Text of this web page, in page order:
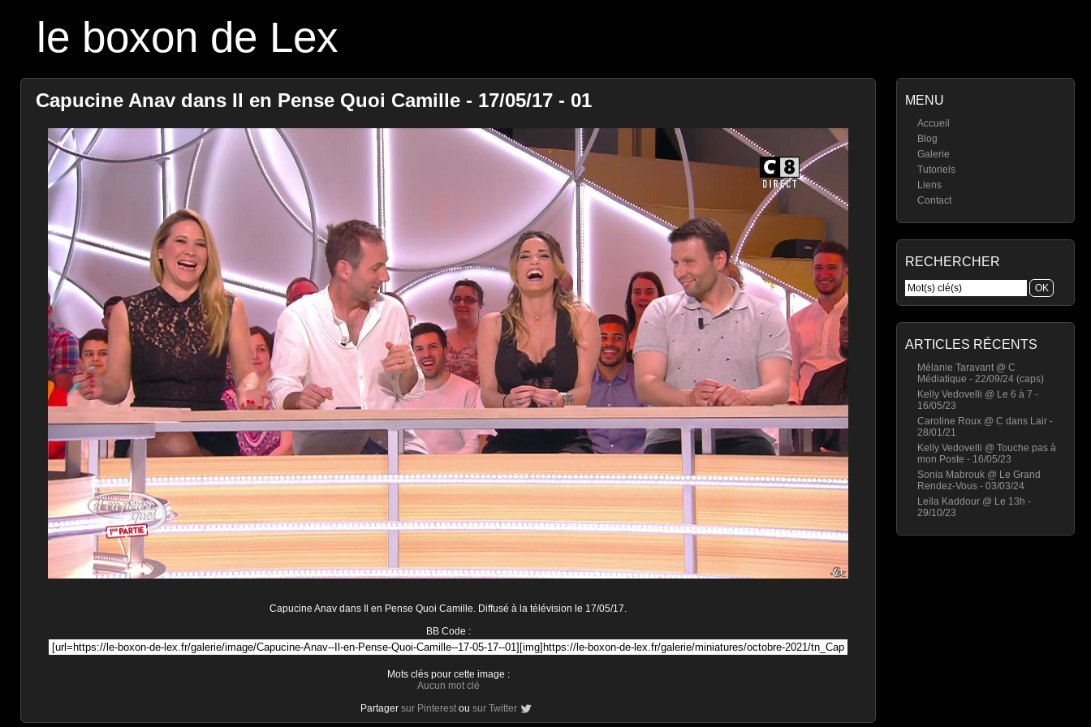
le boxon de Lex
MENU
Accueil
Blog
Galerie
Tutoriels
Liens
Contact
RECHERCHER
ARTICLES RÉCENTS
Mélanie Taravant @ C
Médiatique - 22/09/24 (caps)
Kelly Vedovelli @ Le 6 à 7 -
16/05/23
Caroline Roux @ C dans Lair -
28/01/21
Kelly Vedovelli @ Touche pas à
mon Poste - 16/05/23
Sonia Mabrouk @ Le Grand
Rendez-Vous - 03/03/24
Leïla Kaddour @ Le 13h -
29/10/23
Capucine Anav dans Il en Pense Quoi Camille - 17/05/17 - 01
Capucine Anav dans Il en Pense Quoi Camille. Diffusé à la télévision le 17/05/17.
BB Code :
Mots clés pour cette image :
Aucun mot clé
Partager sur Pinterest ou sur Twitter